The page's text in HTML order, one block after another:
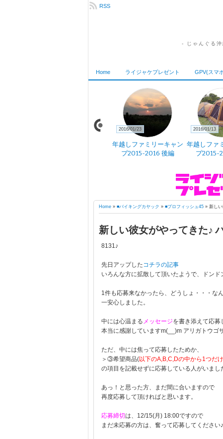
RSS
- じゃんぐる
Home ライジャケプレゼント GPV(スマ
年越しファミリーキャン
プ2015-2016 後編
2016/01/23
年越しファ
プ2015-
2016/01/13
Home » ■バイキングカヤック » ■プロフィッシュ45 » 新し
新しい彼女がやってきた♪
8131♪
先日アップした コチラの記事
いろんな方に拡散して頂いたようで、ドンド
1件も応募来なかったら、どうしょ・・・な
一安心しました。
中には心温まる メッセージを書き添えて応募
本当に感謝していますm(__)m アリガトウゴ
ただ、中には焦って応募したためか、
＞③希望商品(以下のA,B,C,Dの中から1つだ
の項目を記載せずに応募している人がいまし
あっ！と思った方、まだ間に合いますので
再度応募して頂ければと思います。
応募締切は、12/15(月) 18:00ですので
まだ未応募の方は、奮って応募してください♪